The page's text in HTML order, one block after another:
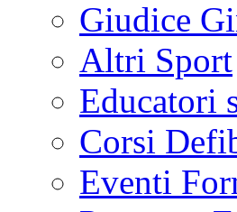
Giudice
Altri Sport
Educatori
Corsi
Eventi